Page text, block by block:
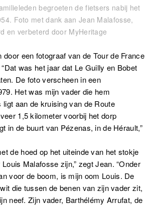
begroeten de fietsers nabij het
Foto met dank aan Jean Malafosse,
en verbeterd door MyHeritage
door een fotograaf van de Tour de France
was het jaar dat Le Guilly en Bobet
De foto verscheen in een
Het was mijn vader die hem
ligt aan de kruising van de Route
1,5 kilometer voorbij het dorp
in de buurt van Pézenas, in de Hérault,”
de hoed op het uiteinde van het stokje
Malafosse zijn,” zegt Jean. “Onder
voor de boom, is mijn oom Louis. De
die tussen de benen van zijn vader zit,
neef. Zijn vader, Barthélémy Arrufat, de